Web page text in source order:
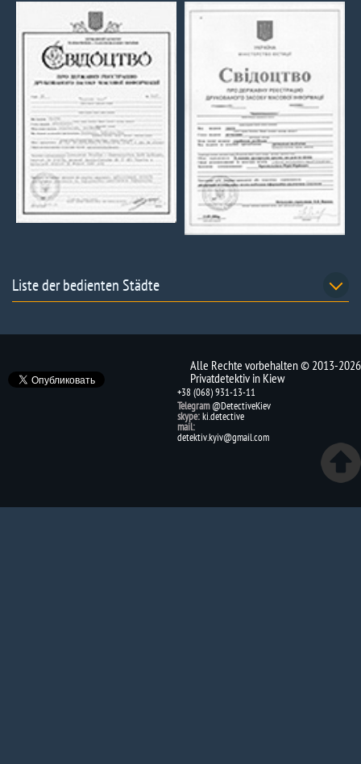
Liste der bedienten Städte
Alle Rechte vorbehalten © 2013-2026
Privatdetektiv in Kiew
+38 (068) 931-13-11
Telegram @DetectiveKiev
skype:ki.detective
mail:
detektiv.kyiv@gmail.com